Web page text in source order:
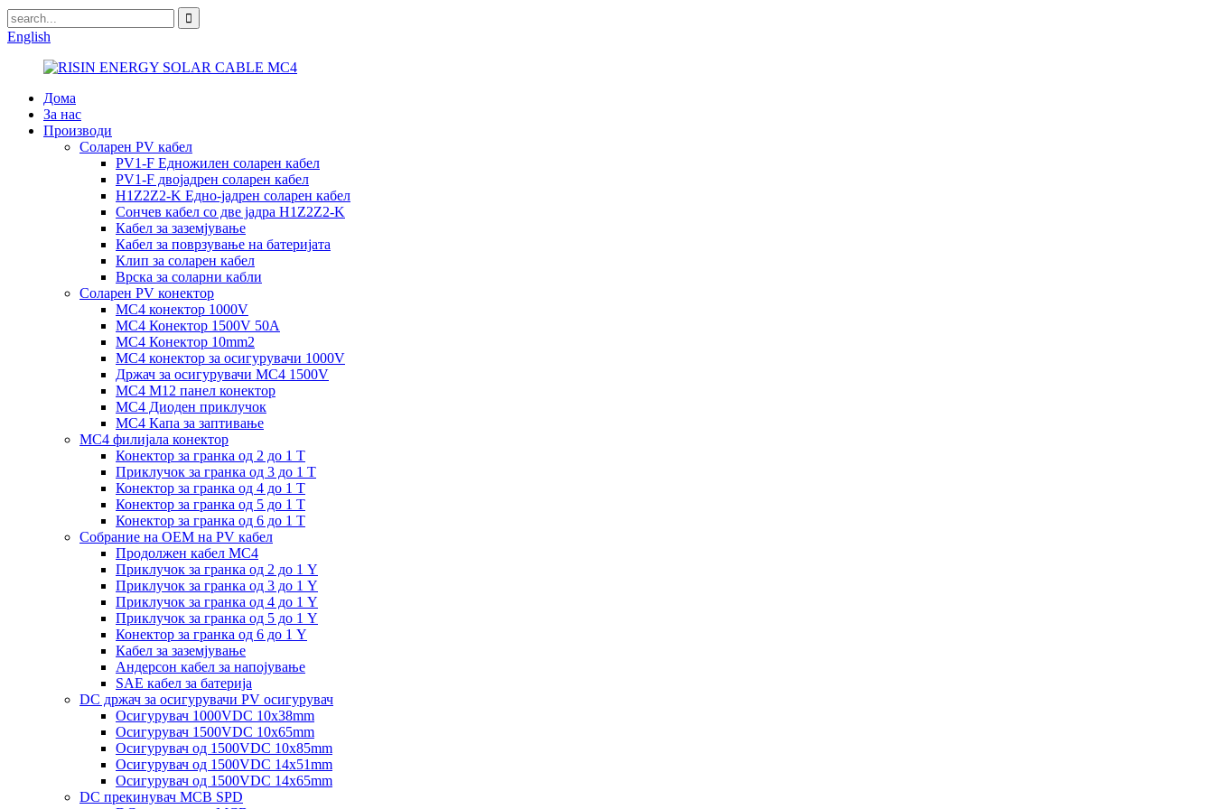
English
Дома
За нас
Производи
Соларен PV кабел
PV1-F Едножилен соларен кабел
PV1-F двојадрен соларен кабел
H1Z2Z2-K Едно-јадрен соларен кабел
Сончев кабел со две јадра H1Z2Z2-K
Кабел за заземјување
Кабел за поврзување на батеријата
Клип за соларен кабел
Врска за соларни кабли
Соларен PV конектор
MC4 конектор 1000V
MC4 Конектор 1500V 50A
MC4 Конектор 10mm2
MC4 конектор за осигурувачи 1000V
Држач за осигурувачи MC4 1500V
MC4 M12 панел конектор
MC4 Диоден приклучок
MC4 Капа за заптивање
MC4 филијала конектор
Конектор за гранка од 2 до 1 Т
Приклучок за гранка од 3 до 1 Т
Конектор за гранка од 4 до 1 Т
Конектор за гранка од 5 до 1 Т
Конектор за гранка од 6 до 1 Т
Собрание на ОЕМ на PV кабел
Продолжен кабел MC4
Приклучок за гранка од 2 до 1 Y
Приклучок за гранка од 3 до 1 Y
Приклучок за гранка од 4 до 1 Y
Приклучок за гранка од 5 до 1 Y
Конектор за гранка од 6 до 1 Y
Кабел за заземјување
Андерсон кабел за напојување
SAE кабел за батерија
DC држач за осигурувачи PV осигурувач
Осигурувач 1000VDC 10x38mm
Осигурувач 1500VDC 10x65mm
Осигурувач од 1500VDC 10x85mm
Осигурувач од 1500VDC 14x51mm
Осигурувач од 1500VDC 14x65mm
DC прекинувач MCB SPD